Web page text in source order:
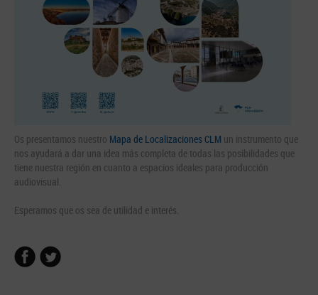
Os presentamos nuestro Mapa de Localizaciones CLM un instrumento que
nos ayudará a dar una idea más completa de todas las posibilidades que
tiene nuestra región en cuanto a espacios ideales para producción
audiovisual.
Esperamos que os sea de utilidad e interés.